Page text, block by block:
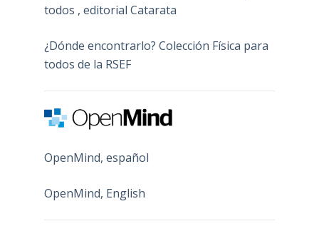
todos , editorial Catarata
¿Dónde encontrarlo? Colección Física para
todos de la RSEF
OpenMind, español
OpenMind, English